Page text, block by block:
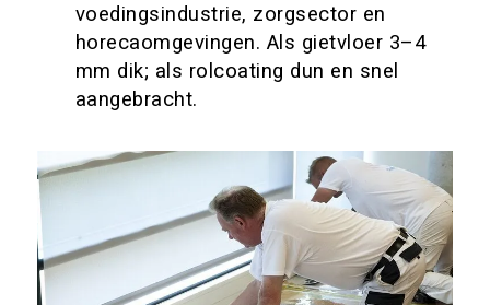
voedingsindustrie, zorgsector en
horecaomgevingen. Als gietvloer 3–4
mm dik; als rolcoating dun en snel
aangebracht.